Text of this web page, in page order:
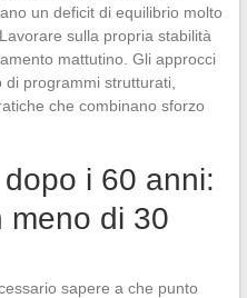
un deficit di equilibrio molto
sulla propria stabilità
mattutino. Gli approcci
programmi strutturati,
che combinano sforzo
i 60 anni:
meno di 30
sapere a che punto